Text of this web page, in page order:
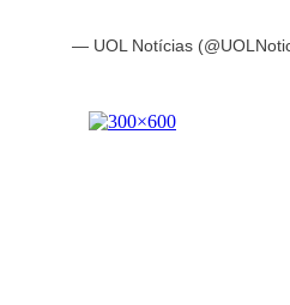
— UOL Notícias